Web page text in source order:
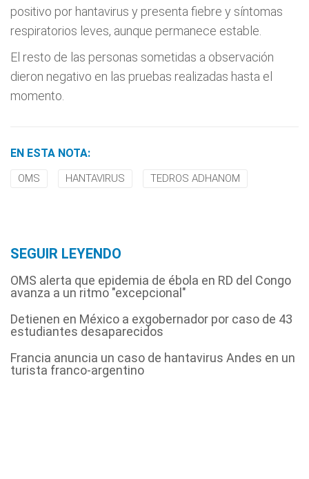
positivo por hantavirus y presenta fiebre y síntomas
respiratorios leves, aunque permanece estable.
El resto de las personas sometidas a observación
dieron negativo en las pruebas realizadas hasta el
momento.
EN ESTA NOTA:
OMS HANTAVIRUS TEDROS ADHANOM
SEGUIR LEYENDO
OMS alerta que epidemia de ébola en RD del Congo
avanza a un ritmo "excepcional"
Detienen en México a exgobernador por caso de 43
estudiantes desaparecidos
Francia anuncia un caso de hantavirus Andes en un
turista franco-argentino